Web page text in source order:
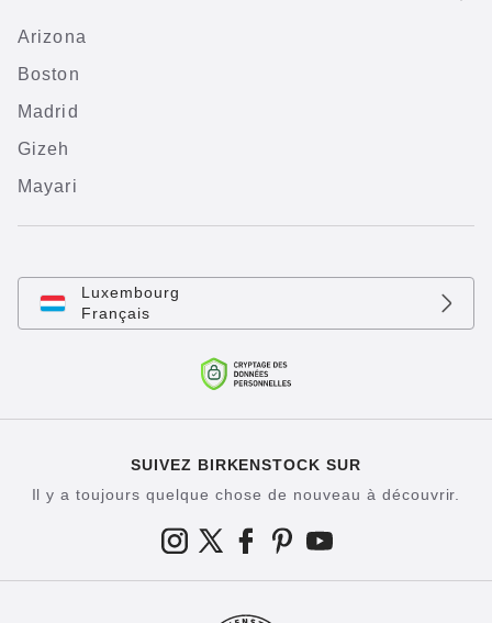
Arizona
Boston
Madrid
Gizeh
Mayari
Luxembourg
Français
SUIVEZ BIRKENSTOCK SUR
Il y a toujours quelque chose de nouveau à découvrir.